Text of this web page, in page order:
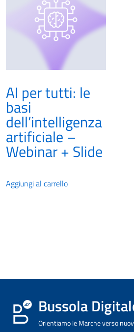
AI per tutti: le
basi
dell’intelligenza
artificiale –
Webinar + Slide
Aggiungi al carrello
Bussola
Orientiamo le Marche verso